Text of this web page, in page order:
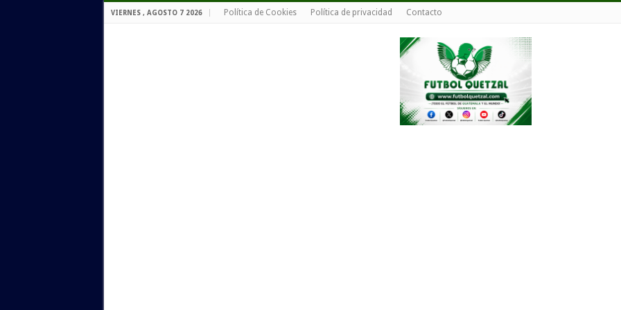
VIERNES , AGOSTO 7 2026 Política de Cookies Política de privacidad Contacto